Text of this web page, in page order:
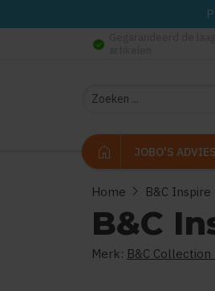
check_circle
Zoeken
home JOBO'S ADVIES
Home chevron_right B&C
B&C
Merk: B&C